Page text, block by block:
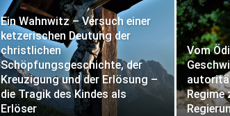
Ein Wahnwitz – Versuch einer
ketzerischen Deutung der
christlichen
Schöpfungsgeschichte, der
Kreuzigung und der Erlösung –
die Tragik des Kindes als
Erlöser
Vom
Regime